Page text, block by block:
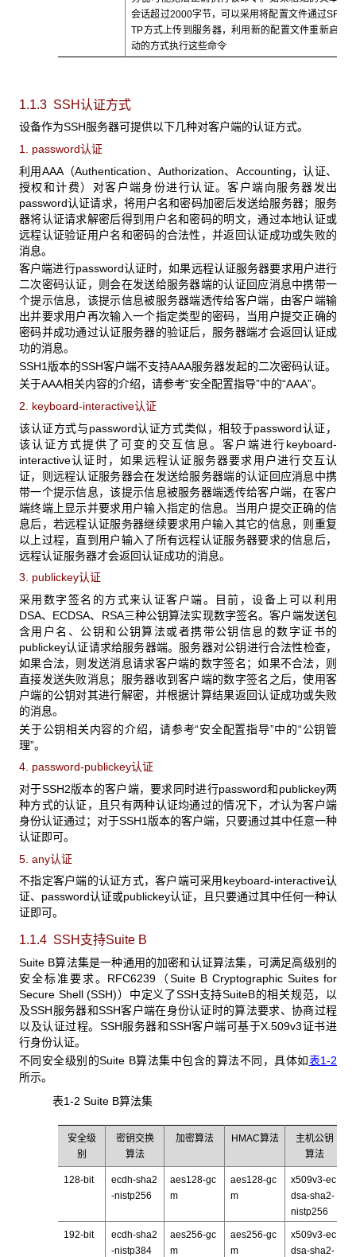
会话超过2000字节，可以采用将配置文件通过SF
TP方式上传到服务器，利用新的配置文件重新启
动的方式执行这些命令
1.1.3 SSH认证方式
设备作为SSH服务器可提供以下几种对客户端的认证方式。
1. password认证
利用AAA（Authentication、Authorization、Accounting，认证、
授权和计费）对客户端身份进行认证。客户端向服务器发出
password认证请求，将用户名和密码加密后发送给服务器；服务
器将认证请求解密后得到用户名和密码的明文，通过本地认证或
远程认证验证用户名和密码的合法性，并返回认证成功或失败的
消息。
客户端进行password认证时，如果远程认证服务器要求用户进行
二次密码认证，则会在发送给服务器端的认证回应消息中携带一
个提示信息，该提示信息被服务器端透传给客户端，由客户端输
出并要求用户再次输入一个指定类型的密码，当用户提交正确的
密码并成功通过认证服务器的验证后，服务器端才会返回认证成
功的消息。
SSH1版本的SSH客户端不支持AAA服务器发起的二次密码认证。
关于AAA相关内容的介绍，请参考“安全配置指导”中的“AAA”。
2. keyboard-interactive认证
该认证方式与password认证方式类似，相较于password认证，
该认证方式提供了可变的交互信息。客户端进行keyboard-
interactive认证时，如果远程认证服务器要求用户进行交互认
证，则远程认证服务器会在发送给服务器端的认证回应消息中携
带一个提示信息，该提示信息被服务器端透传给客户端，在客户
端终端上显示并要求用户输入指定的信息。当用户提交正确的信
息后，若远程认证服务器继续要求用户输入其它的信息，则重复
以上过程，直到用户输入了所有远程认证服务器要求的信息后，
远程认证服务器才会返回认证成功的消息。
3. publickey认证
采用数字签名的方式来认证客户端。目前，设备上可以利用
DSA、ECDSA、RSA三种公钥算法实现数字签名。客户端发送包
含用户名、公钥和公钥算法或者携带公钥信息的数字证书的
publickey认证请求给服务器端。服务器对公钥进行合法性检查，
如果合法，则发送消息请求客户端的数字签名；如果不合法，则
直接发送失败消息；服务器收到客户端的数字签名之后，使用客
户端的公钥对其进行解密，并根据计算结果返回认证成功或失败
的消息。
关于公钥相关内容的介绍，请参考“安全配置指导”中的“公钥管
理”。
4. password-publickey认证
对于SSH2版本的客户端，要求同时进行password和publickey两
种方式的认证，且只有两种认证均通过的情况下，才认为客户端
身份认证通过；对于SSH1版本的客户端，只要通过其中任意一种
认证即可。
5. any认证
不指定客户端的认证方式，客户端可采用keyboard-interactive认
证、password认证或publickey认证，且只要通过其中任何一种认
证即可。
1.1.4 SSH 支持Suite B
Suite B算法集是一种通用的加密和认证算法集，可满足高级别的
安全标准要求。RFC6239（Suite B Cryptographic Suites for
Secure Shell (SSH)）中定义了SSH支持SuiteB的相关规范，以
及SSH服务器和SSH客户端在身份认证时的算法要求、协商过程
以及认证过程。SSH服务器和SSH客户端可基于X.509v3证书进
行身份认证。
不同安全级别的Suite B算法集中包含的算法不同，具体如表1-2
所示。
表1-2 Suite B算法集
安全级
别
密钥交换
算法
加密算法 HMAC算法
主机公钥
算法
128-bit
ecdh-sha2
-nistp256
aes128-gc
m
aes128-gc
m
x509v3-ec
dsa-sha2-
nistp256
192-bit
ecdh-sha2
-nistp384
aes256-gc
m
aes256-gc
m
x509v3-ec
dsa-sha2-